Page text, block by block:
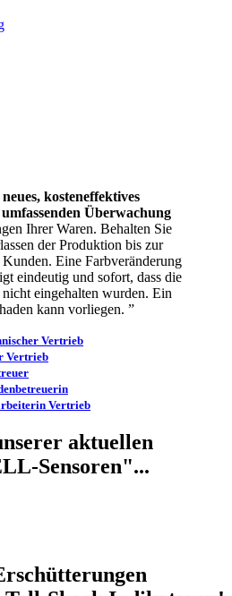
neues, kosteneffektives
umfassenden Überwachung
Ihrer Waren. Behalten Sie
der Produktion bis zur
Eine Farbveränderung
eindeutig und sofort, dass die
eingehalten wurden. Ein
kann vorliegen. ”
Vertrieb
Vertrieb
Vertrieb
aktuellen
Sensoren"...